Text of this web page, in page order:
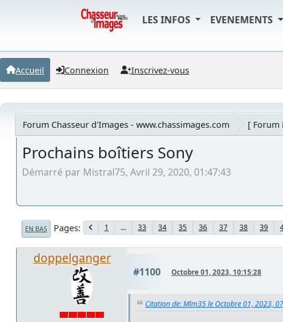
LES INFOS EVENEMENTS
Accueil Connexion Inscrivez-vous
Forum Chasseur d'Images - www.chassimages.com [ Forum
Prochains boîtiers Sony
Démarré par Mistral75, Avril 29, 2020, 01:47:43
EN BAS Pages 1 ... 33 34 35 36 37 38 39
doppelganger
#1100 Octobre 01, 2023, 10:15:28
Citation de: Mlm35 le Octobre 01, 2023,